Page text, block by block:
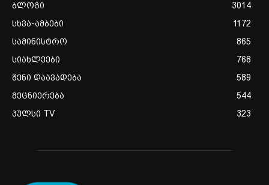
ბლოგი
3014
სხვა-ამბები
1172
სამინისტრო
865
სიახლეები
768
შენი დაავადება
589
მეცნიერება
544
პულსი TV
323